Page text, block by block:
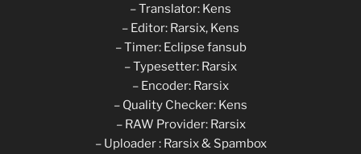
– Translator: Kens
– Editor: Rarsix, Kens
– Timer: Eclipse fansub
– Typesetter: Rarsix
– Encoder: Rarsix
– Quality Checker: Kens
– RAW Provider: Rarsix
– Uploader : Rarsix & Spambox